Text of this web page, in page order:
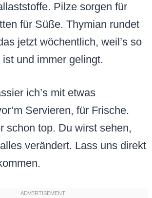
Pilze sorgen für
für Süße. Thymian rundet
jetzt wöchentlich, weil’s so
und immer gelingt.
ich’s mit etwas
Servieren, für Frische.
schon top. Du wirst sehen,
verändert. Lass uns direkt